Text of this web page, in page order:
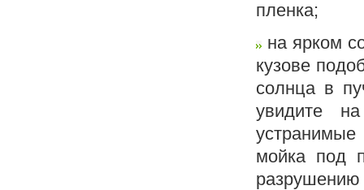
пленка;
на ярком
кузове
солнца в
увидите
мойка под
разрушению